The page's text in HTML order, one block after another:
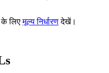
के लिएमूल्य निर्धारणदेखें।